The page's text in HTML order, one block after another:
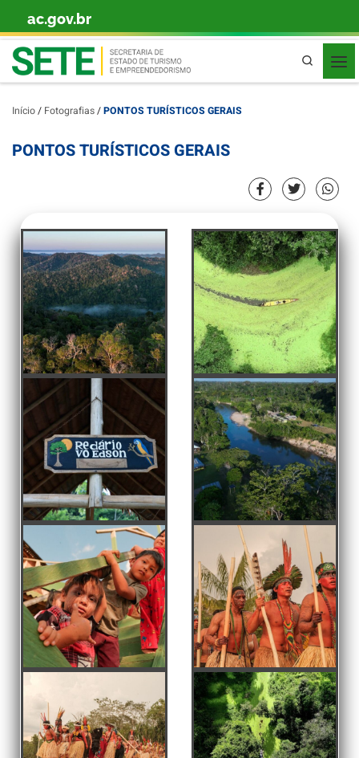
Skip to content
ac.gov.br
Pesquisa
Início/ Fotografias/PONTOS TURÍSTICOS GERAIS
PONTOS TURÍSTICOS GERAIS